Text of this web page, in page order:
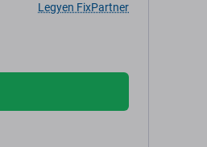
Legyen FixPartner